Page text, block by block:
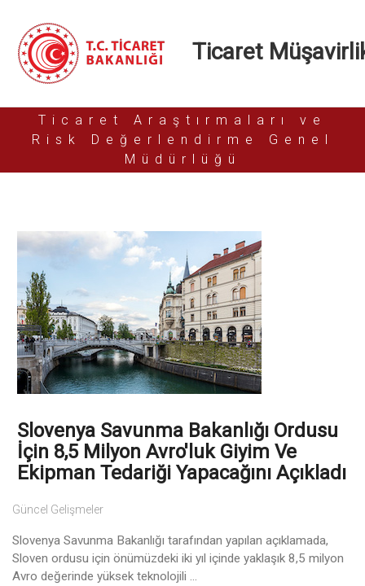
Ticaret
Ticaret Araştırmaları ve
Risk Değerlendirme Genel
Müdürlüğü
Slovenya Savunma Bakanlığı Ordusu
İçin 8,5 Milyon Avro'luk Giyim Ve
Ekipman Tedariği Yapacağını Açıkladı
Güncel Gelişmeler
Slovenya Savunma Bakanlığı tarafından yapılan açıklamada,
Sloven ordusu için önümüzdeki iki yıl içinde yaklaşık 8,5 milyon
Avro değerinde yüksek teknolojili ...